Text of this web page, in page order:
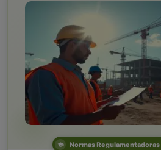
Normas Regulamentadoras